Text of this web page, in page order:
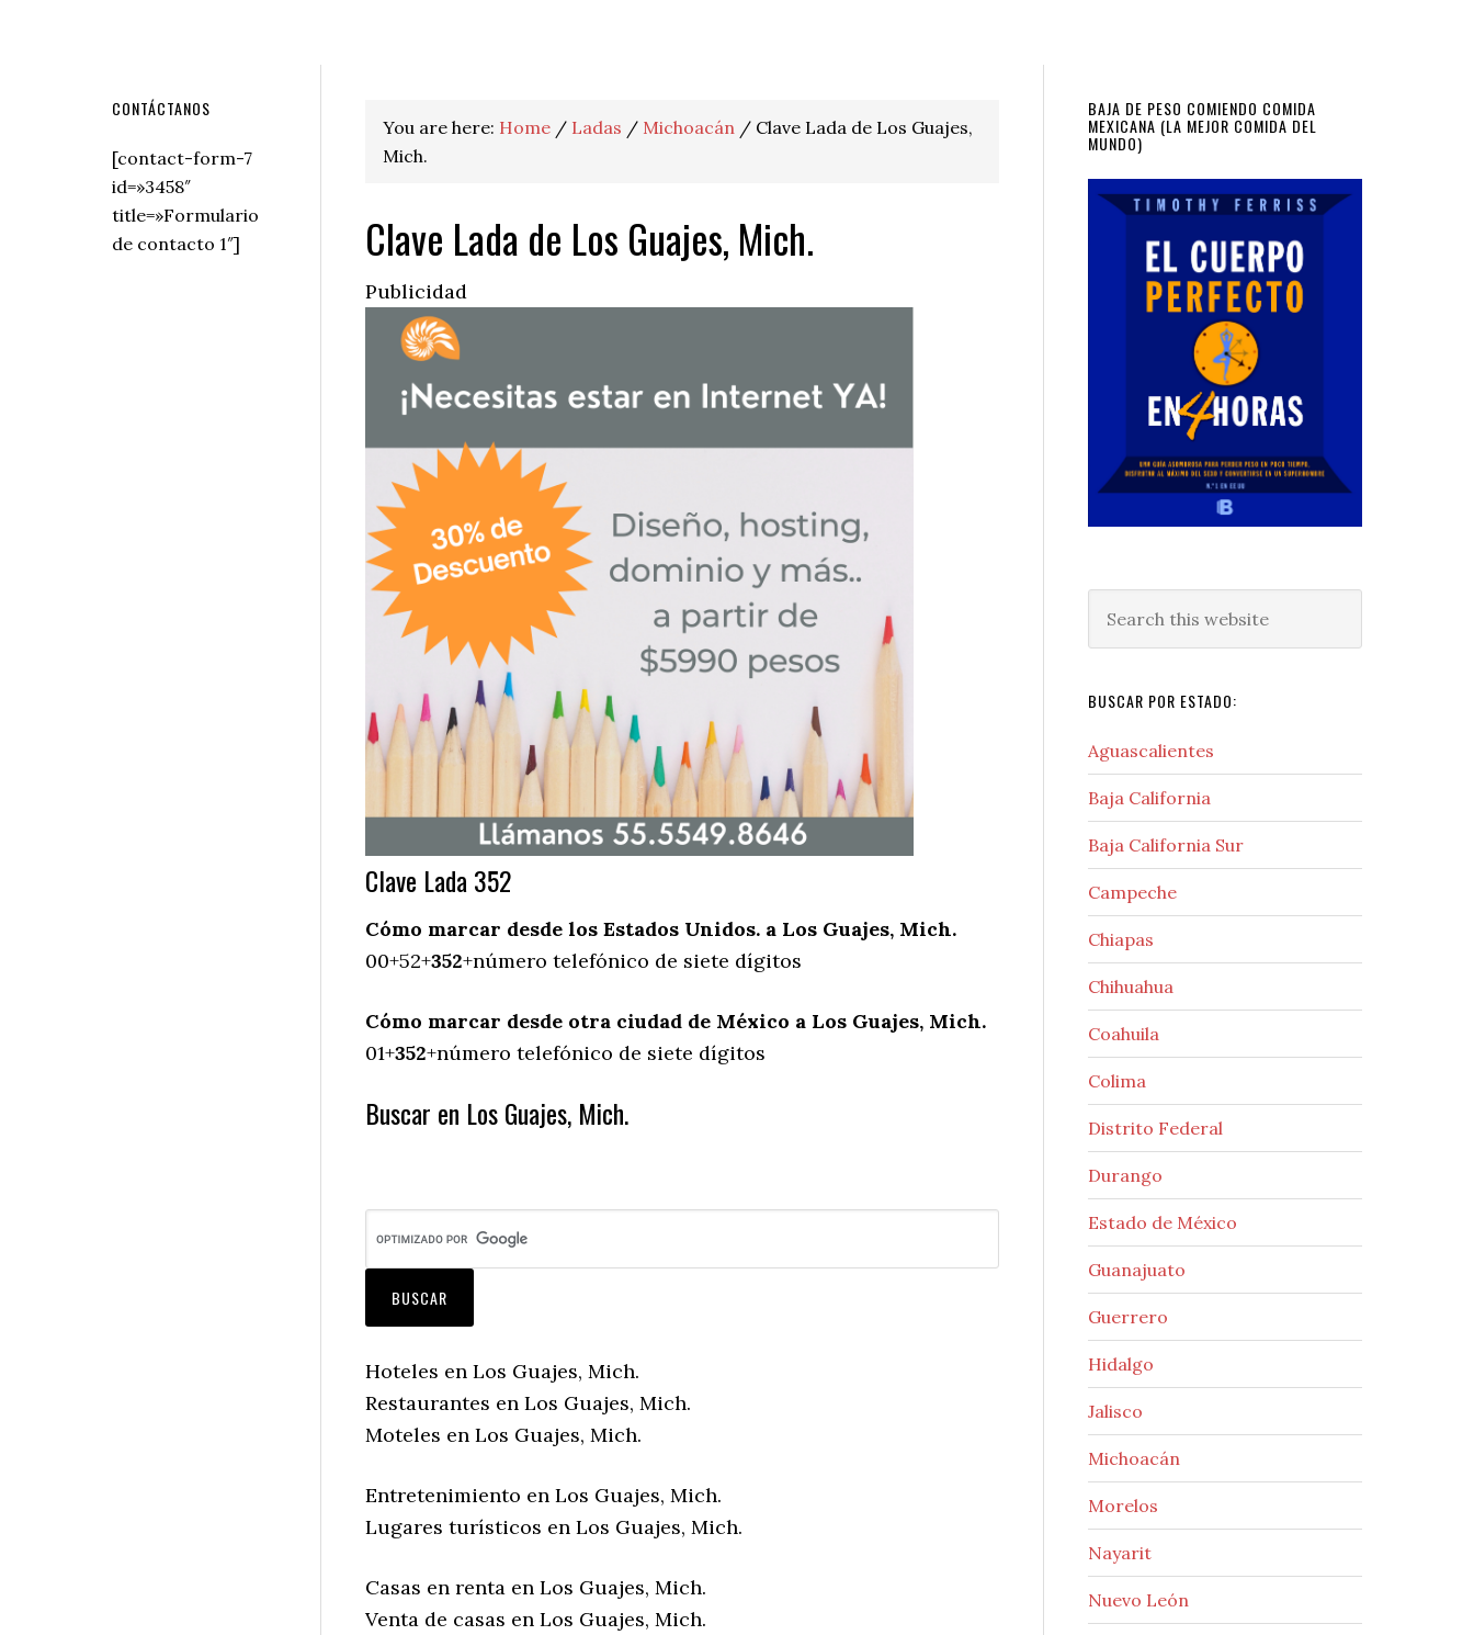
You are here: Home / Ladas / Michoacán / Clave Lada de Los Guajes,
Mich.
Clave Lada de Los Guajes, Mich.
Publicidad
Clave Lada 352
Cómo marcar desde los Estados Unidos. a Los Guajes, Mich.
00+52+352+número telefónico de siete dígitos
Cómo marcar desde otra ciudad de México a Los Guajes, Mich.
01+352+número telefónico de siete dígitos
Buscar en Los Guajes, Mich.
Hoteles en Los Guajes, Mich.
Restaurantes en Los Guajes, Mich.
Moteles en Los Guajes, Mich.
Entretenimiento en Los Guajes, Mich.
Lugares turísticos en Los Guajes, Mich.
Casas en renta en Los Guajes, Mich.
Venta de casas en Los Guajes, Mich.
Primary
Sidebar
BAJA DE PESO COMIENDO COMIDA
MEXICANA (LA MEJOR COMIDA DEL
MUNDO)
this
BUSCAR POR ESTADO:
Aguascalientes
Baja California
Baja California Sur
Campeche
Chiapas
Chihuahua
Coahuila
Colima
Distrito Federal
Durango
Estado de México
Guanajuato
Guerrero
Hidalgo
Jalisco
Michoacán
Morelos
Nayarit
Nuevo León
Secondary
Sidebar
CONTÁCTANOS
[contact-form-7
id=»3458″
title=»Formulario
de contacto 1″]